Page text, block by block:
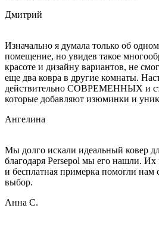
Дмитрий
Изначально я думала только об
помещение, но увидев такое
красоте и дизайну вариантов, не
еще два ковра в другие комнаты.
действительно СОВРЕМЕННЫХ и
которые добавляют изюминки и
Ангелина
Мы долго искали идеальный ковер
благодаря Persepol мы его нашли.
и бесплатная примерка помогли нам
выбор.
Анна С.